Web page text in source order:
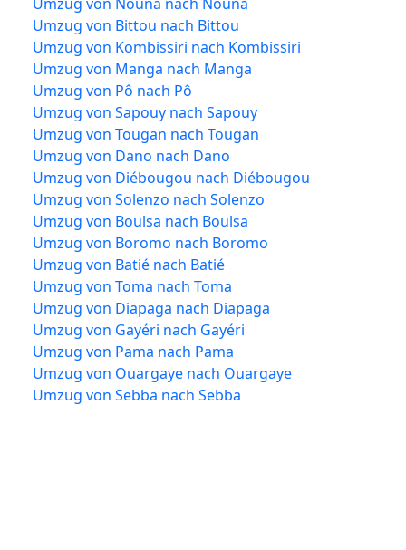
Umzug von Bittou nach Bittou
Umzug von Kombissiri nach Kombissiri
Umzug von Manga nach Manga
Umzug von Pô nach Pô
Umzug von Sapouy nach Sapouy
Umzug von Tougan nach Tougan
Umzug von Dano nach Dano
Umzug von Diébougou nach Diébougou
Umzug von Solenzo nach Solenzo
Umzug von Boulsa nach Boulsa
Umzug von Boromo nach Boromo
Umzug von Batié nach Batié
Umzug von Toma nach Toma
Umzug von Diapaga nach Diapaga
Umzug von Gayéri nach Gayéri
Umzug von Pama nach Pama
Umzug von Ouargaye nach Ouargaye
Umzug von Sebba nach Sebba